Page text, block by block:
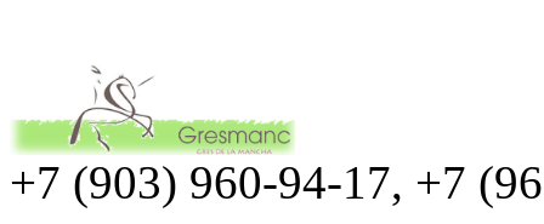
+7 (903) 960-94-17, +7